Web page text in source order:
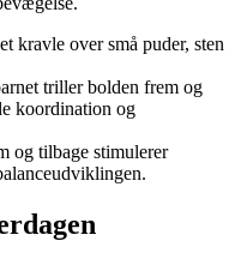
kravle over små puder, sten
triller bolden frem og
koordination og
og tilbage stimulerer